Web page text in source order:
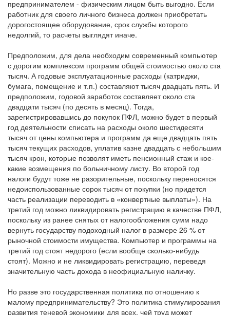
предпринимателем - физическим лицом быть выгодно. Если
работник для своего личного бизнеса должен приобретать
дорогостоящее оборудование, срок службы которого
недолгий, то расчеты выглядят иначе.
Предположим, для дела необходим современный компьютер
с дорогим комплексом программ общей стоимостью около ста
тысяч. А годовые эксплуатационные расходы (катриджи,
бумага, помещение и т.п.) составляют тысяч двадцать пять. И
предположим, годовой заработок составляет около ста
двадцати тысяч (по десять в месяц). Тогда,
зарегистрировавшись до покупок ПФЛ, можно будет в первый
год деятельности списать на расходы около шестидесяти
тысяч от цены компьютера и программ да еще двадцать пять
тысяч текущих расходов, уплатив казне двадцать с небольшим
тысяч крон, которые позволят иметь пенсионный стаж и кое-
какие возмещения по больничному листу. Во второй год
налоги будут тоже не разорительные, поскольку переносятся
недоиспользованные сорок тысяч от покупки (но придется
часть реализации переводить в «конвертные выплаты»). На
третий год можно ликвидировать регистрацию в качестве ПФЛ,
поскольку из ранее снятых от налогообложения сумм надо
вернуть государству подоходный налог в размере 26 % от
рыночной стоимости имущества. Компьютер и программы на
третий год стоят недорого (если вообще сколько-нибудь
стоят). Можно и не ликвидировать регистрацию, переведя
значительную часть дохода в неофициальную наличку.
Но разве это государственная политика по отношению к
малому предпринимательству? Это политика стимулирования
развития теневой экономики для всех, чей труд может